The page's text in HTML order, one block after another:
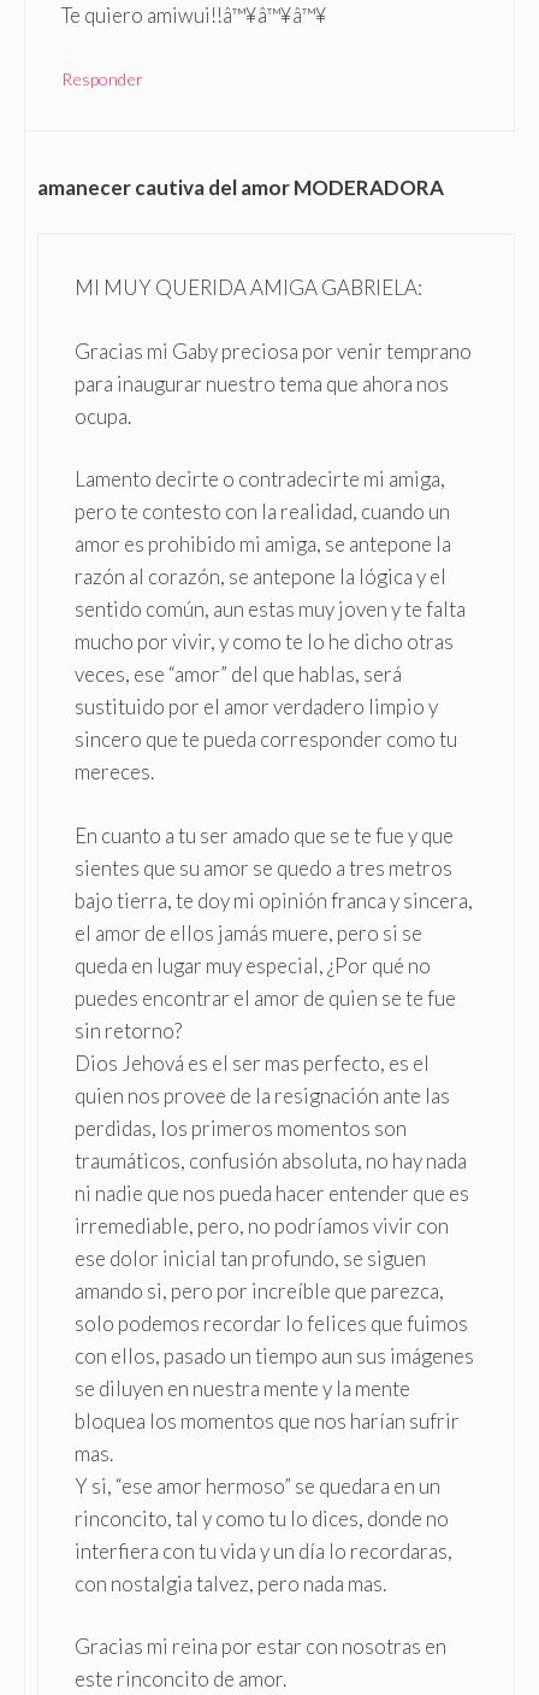
Te quiero amiwui!!â™¥â™¥â™¥
Responder
amanecer cautiva del amor MODERADORA
MI MUY QUERIDA AMIGA GABRIELA:
Gracias mi Gaby preciosa por venir temprano
para inaugurar nuestro tema que ahora nos
ocupa.
Lamento decirte o contradecirte mi amiga,
pero te contesto con la realidad, cuando un
amor es prohibido mi amiga, se antepone la
razón al corazón, se antepone la lógica y el
sentido común, aun estas muy joven y te falta
mucho por vivir, y como te lo he dicho otras
veces, ese “amor” del que hablas, será
sustituido por el amor verdadero limpio y
sincero que te pueda corresponder como tu
mereces.
En cuanto a tu ser amado que se te fue y que
sientes que su amor se quedo a tres metros
bajo tierra, te doy mi opinión franca y sincera,
el amor de ellos jamás muere, pero si se
queda en lugar muy especial, ¿Por qué no
puedes encontrar el amor de quien se te fue
sin retorno?
Dios Jehová es el ser mas perfecto, es el
quien nos provee de la resignación ante las
perdidas, los primeros momentos son
traumáticos, confusión absoluta, no hay nada
ni nadie que nos pueda hacer entender que es
irremediable, pero, no podríamos vivir con
ese dolor inicial tan profundo, se siguen
amando si, pero por increíble que parezca,
solo podemos recordar lo felices que fuimos
con ellos, pasado un tiempo aun sus imágenes
se diluyen en nuestra mente y la mente
bloquea los momentos que nos harían sufrir
mas.
Y si, “ese amor hermoso” se quedara en un
rinconcito, tal y como tu lo dices, donde no
interfiera con tu vida y un día lo recordaras,
con nostalgia talvez, pero nada mas.
Gracias mi reina por estar con nosotras en
este rinconcito de amor.